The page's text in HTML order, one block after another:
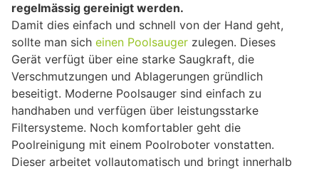
regelmässig gereinigt werden.
Damit dies einfach und schnell von der Hand geht,
sollte man sich einen Poolsauger zulegen. Dieses
Gerät verfügt über eine starke Saugkraft, die
Verschmutzungen und Ablagerungen gründlich
beseitigt. Moderne Poolsauger sind einfach zu
handhaben und verfügen über leistungsstarke
Filtersysteme. Noch komfortabler geht die
Poolreinigung mit einem Poolroboter vonstatten.
Dieser arbeitet vollautomatisch und bringt innerhalb